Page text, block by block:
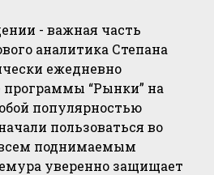
- важная часть
аналитика Степана
ежедневно
программы “Рынки” на
популярностью
пользоваться во
поднимаемым
уверенно защищает